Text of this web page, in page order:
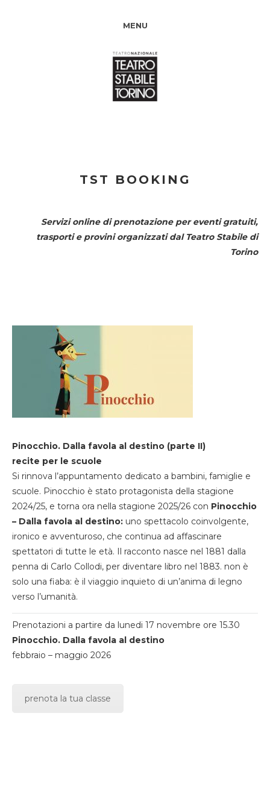
MENU
TST BOOKING
Servizi online di prenotazione per eventi gratuiti,
trasporti e provini organizzati dal Teatro Stabile di
Torino
Pinocchio. Dalla favola al destino (parte II)
recite per le scuole
Si rinnova l’appuntamento dedicato a bambini, famiglie e
scuole. Pinocchio è stato protagonista della stagione
2024/25, e torna ora nella stagione 2025/26 con Pinocchio
– Dalla favola al destino: uno spettacolo coinvolgente,
ironico e avventuroso, che continua ad affascinare
spettatori di tutte le età. Il racconto nasce nel 1881 dalla
penna di Carlo Collodi, per diventare libro nel 1883. non è
solo una fiaba: è il viaggio inquieto di un’anima di legno
verso l’umanità.
Prenotazioni a partire da lunedi 17 novembre ore 15.30
Pinocchio. Dalla favola al destino
febbraio – maggio 2026
prenota la tua classe